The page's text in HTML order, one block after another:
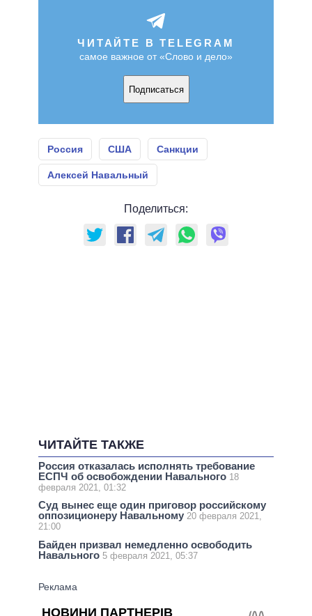
ЧИТАЙТЕ В TELEGRAM
самое важное от «Слово и дело»
Подписаться
Россия США Санкции
Алексей Навальный
Поделиться:
ЧИТАЙТЕ ТАКЖЕ
Россия отказалась исполнять требование
ЕСПЧ об освобождении Навального 18
февраля 2021, 01:32
Суд вынес еще один приговор российскому
оппозиционеру Навальному 20 февраля 2021,
21:00
Байден призвал немедленно освободить
Навального 5 февраля 2021, 05:37